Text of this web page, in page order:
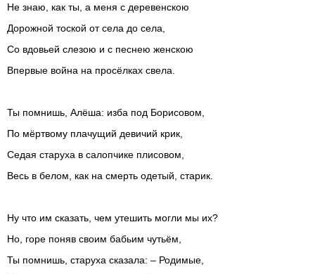
Не знаю, как ты, а меня с деревенскою
Дорожной тоской от села до села,
Со вдовьей слезою и с песнею женскою
Впервые война на просёлках свела.
Ты помнишь, Алёша: изба под Борисовом,
По мёртвому плачущий девичий крик,
Седая старуха в салопчике плисовом,
Весь в белом, как на смерть одетый, старик.
Ну что им сказать, чем утешить могли мы их?
Но, горе поняв своим бабьим чутьём,
Ты помнишь, старуха сказала: – Родимые,